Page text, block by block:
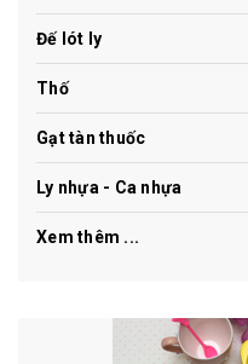
Đế lót ly
Thố
Gạt tàn thuốc
Ly nhựa - Ca nhựa
Xem thêm ...